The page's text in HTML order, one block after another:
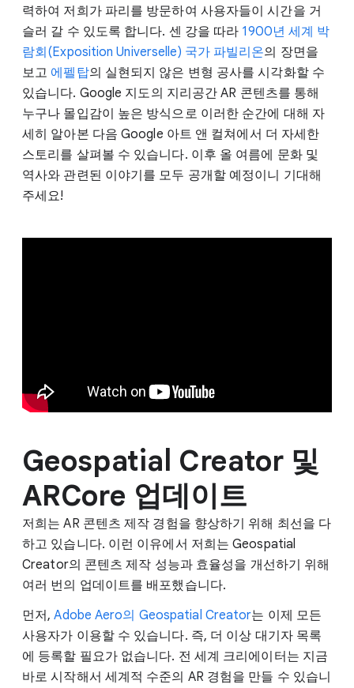
력하여 저희가 파리를 방문하여 사용자들이 시간을 거
슬러 갈 수 있도록 합니다. 센 강을 따라 1900년 세계 박
람회(Exposition Universelle) 국가 파빌리온의 장면을
보고 에펠탑의 실현되지 않은 변형 공사를 시각화할 수
있습니다. Google 지도의 지리공간 AR 콘텐츠를 통해
누구나 몰입감이 높은 방식으로 이러한 순간에 대해 자
세히 알아본 다음 Google 아트 앤 컬쳐에서 더 자세한
스토리를 살펴볼 수 있습니다. 이후 올 여름에 문화 및
역사와 관련된 이야기를 모두 공개할 예정이니 기대해
주세요!
Geospatial Creator 및
ARCore 업데이트
저희는 AR 콘텐츠 제작 경험을 향상하기 위해 최선을 다
하고 있습니다. 이런 이유에서 저희는 Geospatial
Creator의 콘텐츠 제작 성능과 효율성을 개선하기 위해
여러 번의 업데이트를 배포했습니다.
먼저,Adobe Aero의 Geospatial Creator는 이제 모든
사용자가 이용할 수 있습니다. 즉, 더 이상 대기자 목록
에 등록할 필요가 없습니다. 전 세계 크리에이터는 지금
바로 시작해서 세계적 수준의 AR 경험을 만들 수 있습니